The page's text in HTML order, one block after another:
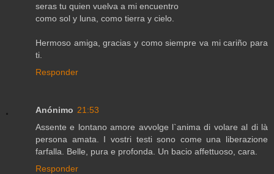
seras tu quien vuelva a mi encuentro
como sol y luna, como tierra y cielo.
Hermoso amiga, gracias y como siempre va mi cariño para
ti.
Responder
Anónimo 21:53
Assente e lontano amore avvolge l`anima di volare al di là
persona amata. I vostri testi sono come una liberazione
farfalla. Belle, pura e profonda. Un bacio affettuoso, cara.
Responder